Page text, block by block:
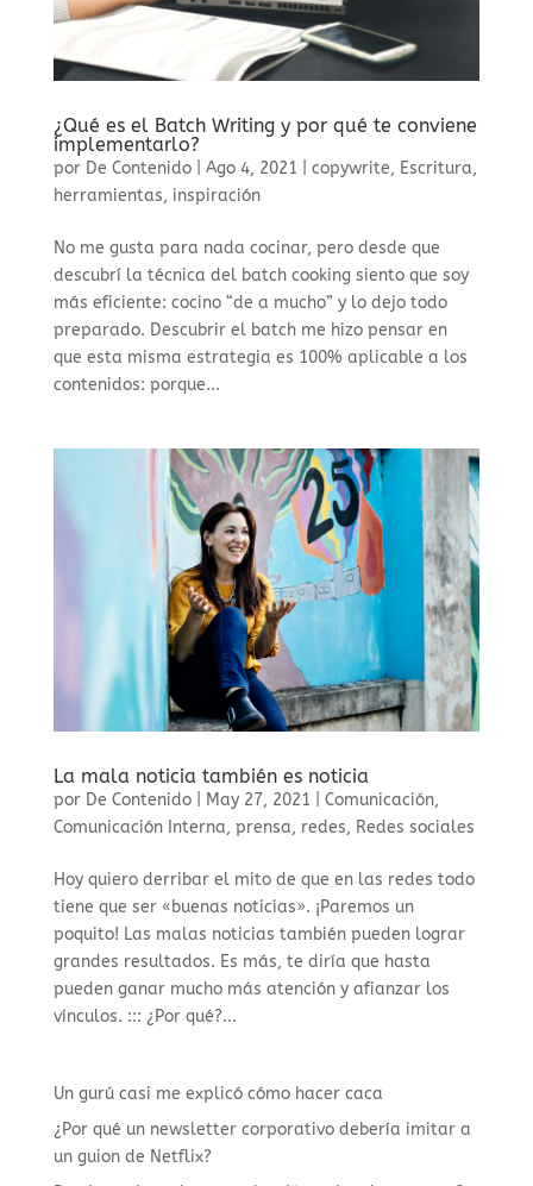
¿Qué es el Batch Writing y por qué te conviene
implementarlo?
por De Contenido| Ago 4, 2021 copywrite, Escritura,
herramientas, inspiración
No me gusta para nada cocinar, pero desde que
descubrí la técnica del batch cooking siento que soy
más eficiente: cocino “de a mucho” y lo dejo todo
preparado. Descubrir el batch me hizo pensar en
que esta misma estrategia es 100% aplicable a los
contenidos: porque...
La mala noticia también es noticia
por De Contenido| May 27, 2021 Comunicación,
Comunicación Interna, prensa, redes, Redes sociales
Hoy quiero derribar el mito de que en las redes todo
tiene que ser «buenas noticias». ¡Paremos un
poquito! Las malas noticias también pueden lograr
grandes resultados. Es más, te diría que hasta
pueden ganar mucho más atención y afianzar los
vínculos. ::: ¿Por qué?...
Un gurú casi me explicó cómo hacer caca
¿Por qué un newsletter corporativo debería imitar a
un guion de Netflix?